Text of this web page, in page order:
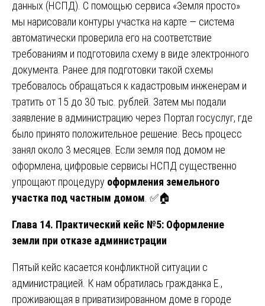
данных (НСПД). С помощью сервиса «Земля просто»
мы нарисовали контуры участка на карте — система
автоматически проверила его на соответствие
требованиям и подготовила схему в виде электронного
документа. Ранее для подготовки такой схемы
требовалось обращаться к кадастровым инженерам и
тратить от 15 до 30 тыс. рублей. Затем мы подали
заявление в администрацию через Портал госуслуг, где
было принято положительное решение. Весь процесс
занял около 3 месяцев. Если земля под домом не
оформлена, цифровые сервисы НСПД существенно
упрощают процедуру оформления земельного
участка под частным домом . ✅🏠
Глава 14. Практический кейс №5: Оформление
земли при отказе администрации
Пятый кейс касается конфликтной ситуации с
администрацией. К нам обратилась гражданка Е.,
проживающая в приватизированном доме в городе